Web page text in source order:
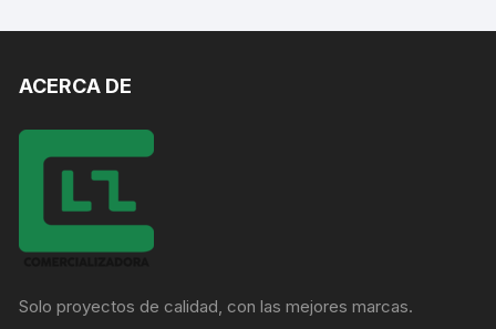
ACERCA DE
Solo proyectos de calidad, con las mejores marcas.